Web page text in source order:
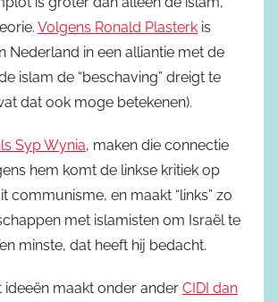
Volgens Ronald Plasterk is
Nederland in een alliantie met de
islam de “beschaving” dreigt te
dat ook moge betekenen).
Syp Wynia, maken die connectie
hem komt de linkse kritiek op
communisme, en maakt “links” zo
met islamisten om Israël te
minste, dat heeft hij bedacht.
ideeën maakt onder ander CIDI dan